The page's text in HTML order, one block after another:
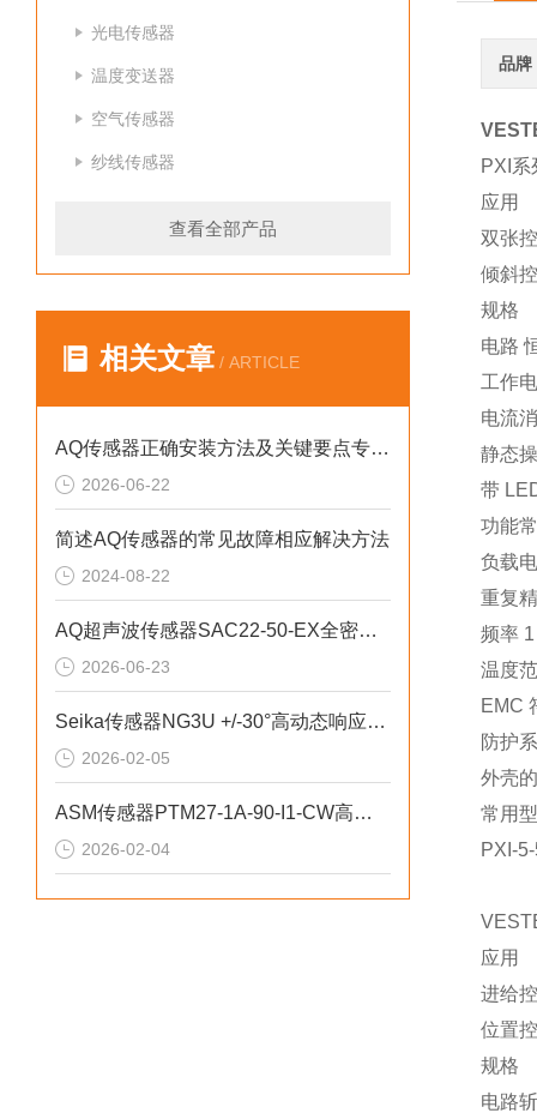
光电传感器
温度变送器
空气传感器
纱线传感器
查看全部产品
相关文章 / ARTICLE
AQ传感器正确安装方法及关键要点专业分享
2026-06-22
简述AQ传感器的常见故障相应解决方法
2024-08-22
AQ超声波传感器SAC22-50-EX全密封结构设计
2026-06-23
Seika传感器NG3U +/-30°高动态响应特性
2026-02-05
ASM传感器PTM27-1A-90-I1-CW高精度角度检测案例
2026-02-04
品牌
PXI系
应用
双张
倾斜
规格
电路
工作
电流
静态
带
功能
负载
重复
频率
温度
EMC
防护
外壳
常用
PXI-
应用
进给
位置
规格
电路